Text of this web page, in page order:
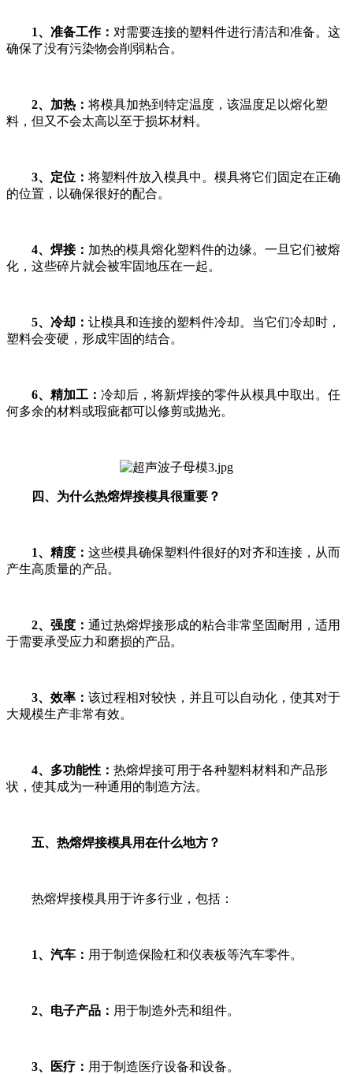
1、准备工作： 对需要连接的塑料件进行清洁和准备。这
确保了没有污染物会削弱粘合。
2、加热： 将模具加热到特定温度，该温度足以熔化塑
料，但又不会太高以至于损坏材料。
3、定位： 将塑料件放入模具中。模具将它们固定在正确
的位置，以确保很好的配合。
4、焊接： 加热的模具熔化塑料件的边缘。一旦它们被熔
化，这些碎片就会被牢固地压在一起。
5、冷却： 让模具和连接的塑料件冷却。当它们冷却时，
塑料会变硬，形成牢固的结合。
6、精加工： 冷却后，将新焊接的零件从模具中取出。任
何多余的材料或瑕疵都可以修剪或抛光。
四、为什么热熔焊接模具很重要？
1、精度： 这些模具确保塑料件很好的对齐和连接，从而
产生高质量的产品。
2、强度： 通过热熔焊接形成的粘合非常坚固耐用，适用
于需要承受应力和磨损的产品。
3、效率： 该过程相对较快，并且可以自动化，使其对于
大规模生产非常有效。
4、多功能性： 热熔焊接可用于各种塑料材料和产品形
状，使其成为一种通用的制造方法。
五、热熔焊接模具用在什么地方？
热熔焊接模具用于许多行业，包括：
1、汽车： 用于制造保险杠和仪表板等汽车零件。
2、电子产品： 用于制造外壳和组件。
3、医疗： 用于制造医疗设备和设备。